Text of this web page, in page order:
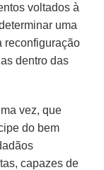
voltados à
uma
reconfiguração
dentro das
vez, que
do bem
capazes de